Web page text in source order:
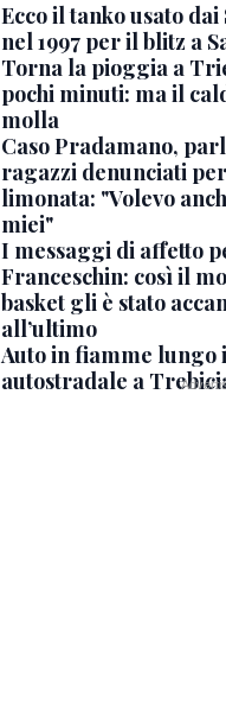
Ecco il tanko usato
nel 1997 per il blitz a
Torna la pioggia a
pochi minuti: ma il
molla
Caso Pradamano,
ragazzi denunciati
limonata: "Volevo
miei"
I messaggi di affetto
Franceschin: così il
basket gli è stato
all’ultimo
Auto in fiamme lungo
autostradale a